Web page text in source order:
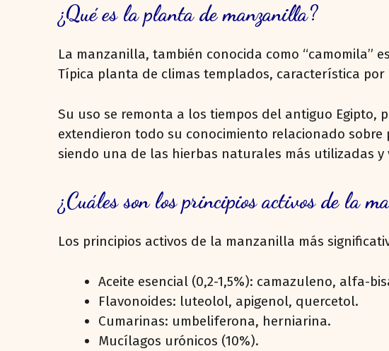
¿Qué es la planta de manzanilla?
La manzanilla, también conocida como “camomila”
Típica planta de climas templados, característica
Su uso se remonta a los tiempos del antiguo Egipto,
extendieron todo su conocimiento relacionado
siendo una de las hierbas naturales más utilizadas
¿Cuáles son los principios activos de la
Los principios activos de la manzanilla más
Aceite esencial (0,2-1,5%): camazuleno, alfa-
Flavonoides: luteolol, apigenol, quercetol.
Cumarinas: umbeliferona, herniarina.
Mucílagos urónicos (10%).